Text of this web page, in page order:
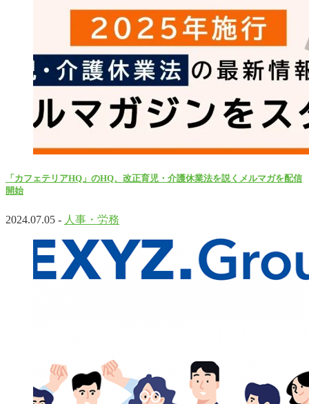
「カフェテリアHQ」のHQ、改正育児・介護休業法を説くメルマガを配信
開始
2024.07.05 - 人事・労務